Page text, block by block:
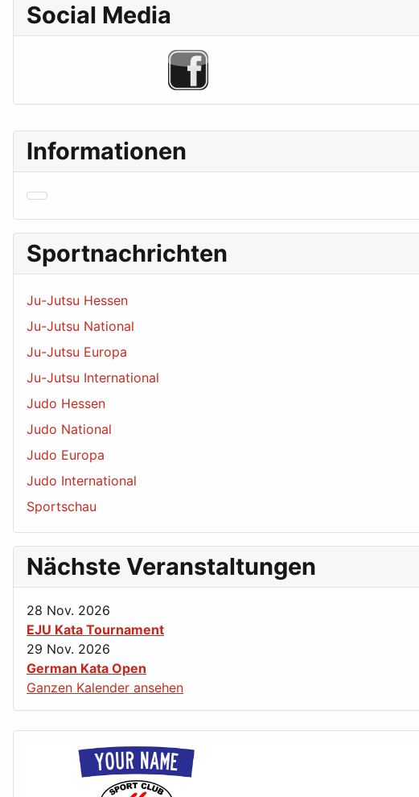
Informationen
Sportnachrichten
Ju-Jutsu Hessen
Ju-Jutsu National
Ju-Jutsu Europa
Ju-Jutsu International
Judo Hessen
Judo National
Judo Europa
Judo International
Sportschau
Nächste Veranstaltungen
28 Nov. 2026
EJU Kata Tournament
29 Nov. 2026
German Kata Open
Ganzen Kalender ansehen
Social Media